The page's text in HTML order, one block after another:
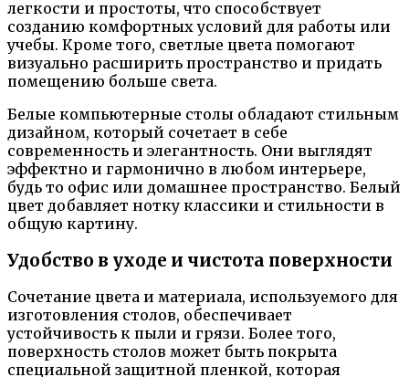
легкости и простоты, что способствует
созданию комфортных условий для работы или
учебы. Кроме того, светлые цвета помогают
визуально расширить пространство и придать
помещению больше света.
Белые компьютерные столы обладают стильным
дизайном, который сочетает в себе
современность и элегантность. Они выглядят
эффектно и гармонично в любом интерьере,
будь то офис или домашнее пространство. Белый
цвет добавляет нотку классики и стильности в
общую картину.
Удобство в уходе и чистота поверхности
Сочетание цвета и материала, используемого для
изготовления столов, обеспечивает
устойчивость к пыли и грязи. Более того,
поверхность столов может быть покрыта
специальной защитной пленкой, которая